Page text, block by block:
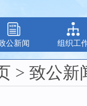
公新闻 组织工
> 致公新